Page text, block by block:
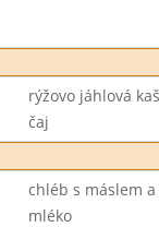
rýžovo jáhlová
čaj
chléb s máslem
mléko